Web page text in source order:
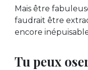
Mais être
faudrait être
encore
Tu peux